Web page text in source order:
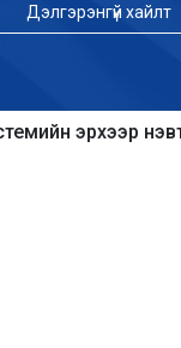
Дэлгэрэнгүй хайлт
эрхээр